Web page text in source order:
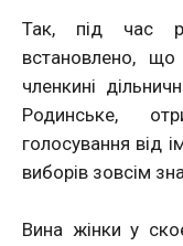
Так, під час
встановлено,
членкині
Родинське,
голосування від
виборів зовсім
Вина жінки у